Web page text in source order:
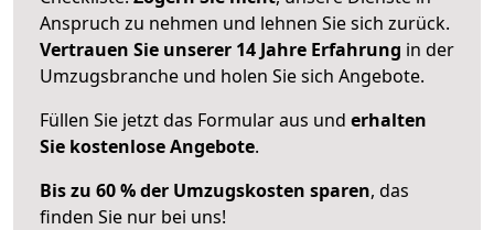
Anspruch zu nehmen und lehnen Sie sich zurück.
Vertrauen Sie unserer 14 Jahre Erfahrung in der
Umzugsbranche und holen Sie sich Angebote.
Füllen Sie jetzt das Formular aus und erhalten
Sie kostenlose Angebote.
Bis zu 60 % der Umzugskosten sparen, das
finden Sie nur bei uns!